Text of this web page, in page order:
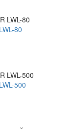
80
500